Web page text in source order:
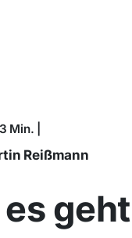
Min. |
Reißmann
geht